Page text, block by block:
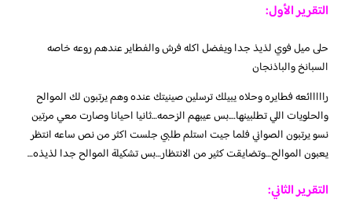
التقرير الأول:
حلى ميل فوي لذيذ جدا ويفضل اكله فرش والفطاير عندهم روعه خاصه
السبانخ والباذنجان
رااااائعه فطايره وحلاه يبيلك ترسلين صينيتك عنده وهم يرتبون لك الموالح
والحلويات اللي تطلبينها….بس عيبهم الزحمه…ثانيا احيانا وصارت معي مرتين
نسو يرتبون الصواني فلما جيت استلم طلبي جلست اكثر من نص ساعه انتظر
يعبون الموالح…وتضايقت كثير من الانتظار…بس تشكيلة الموالح جدا لذيذه…
التقرير الثاني: